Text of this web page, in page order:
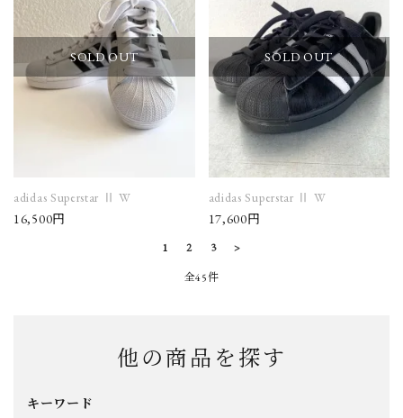
SOLD OUT
adidas Superstar Ⅱ W
16,500円
SOLD OUT
adidas Superstar Ⅱ W
17,600円
1 2 3 >
全45件
他の商品を探す
キーワード